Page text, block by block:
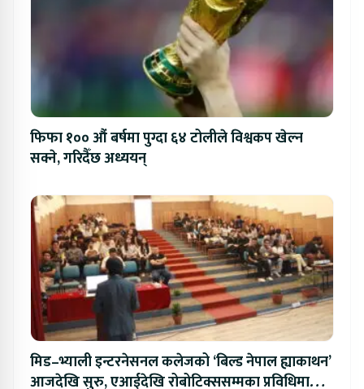
फिफा १०० औं बर्षमा पुग्दा ६४ टोलीले विश्वकप खेल्न
सक्ने, गरिदैँछ अध्ययन्
मिड–भ्याली इन्टरनेसनल कलेजको ‘बिल्ड नेपाल ह्याकाथन’
आजदेखि सुरु, एआईदेखि रोबोटिक्ससम्मका प्रविधिमा